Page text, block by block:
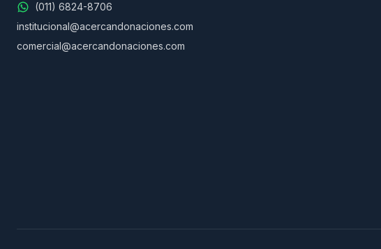
(011) 6824-8706
institucional@acercandonaciones.com
comercial@acercandonaciones.com